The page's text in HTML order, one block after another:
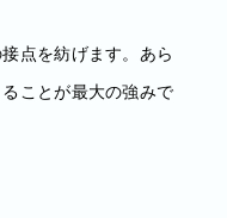
点を紡げます。あら
ことが最大の強みで